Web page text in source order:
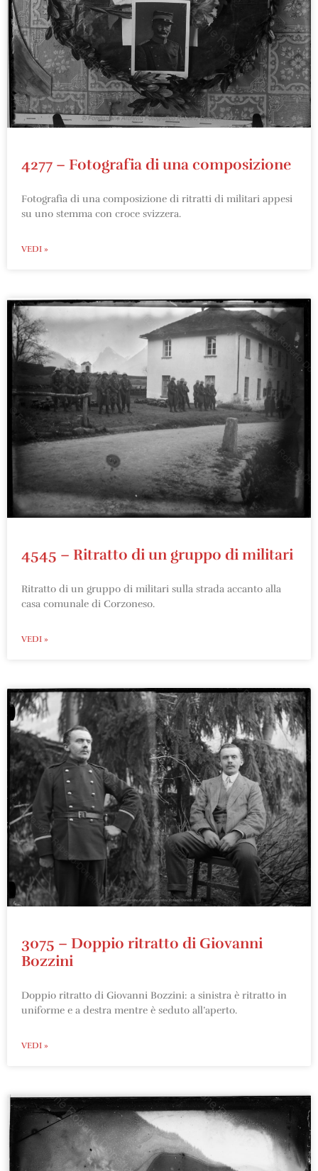
4277 – Fotografia di una composizione
Fotografia di una composizione di ritratti di militari appesi
su uno stemma con croce svizzera.
VEDI »
4545 – Ritratto di un gruppo di militari
Ritratto di un gruppo di militari sulla strada accanto alla
casa comunale di Corzoneso.
VEDI »
3075 – Doppio ritratto di Giovanni
Bozzini
Doppio ritratto di Giovanni Bozzini: a sinistra è ritratto in
uniforme e a destra mentre è seduto all’aperto.
VEDI »